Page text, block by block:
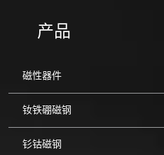
产品
磁性器件
钕铁硼磁钢
钐钴磁钢